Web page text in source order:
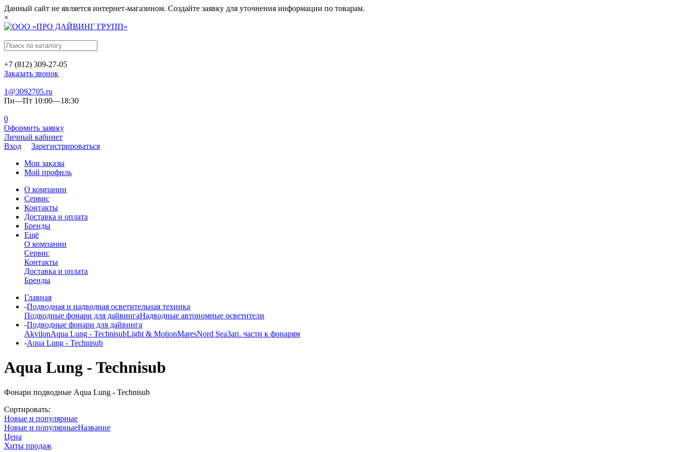
Данный сайт не является интернет-магазином. Создайте заявку для уточнения информации по товарам.
×
+7 (812) 309-27-05
Заказать звонок
1@3092705.ru
Пн—Пт 10:00—18:30
0
Оформить заявку
Личный кабинет
Вход
Зарегистрироваться
Мои заказы
Мой профиль
О компании
Сервис
Контакты
Доставка и оплата
Бренды
Ещё
О компании
Сервис
Контакты
Доставка и оплата
Бренды
Главная
-Подводная и надводная осветительная техника
Подводные фонари для дайвингаНадводные автономные осветители
-Подводные фонари для дайвинга
AkvilonAqua Lung - TechnisubLight & MotionMaresNord SeaЗап. части к фонарям
-Aqua Lung - Technisub
Aqua Lung - Technisub
Фонари подводные Aqua Lung - Technisub
Сортировать:
Новые и популярные
Новые и популярныеНазвание
Цена
Хиты продаж